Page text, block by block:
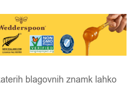
blagovnih znamk lahko